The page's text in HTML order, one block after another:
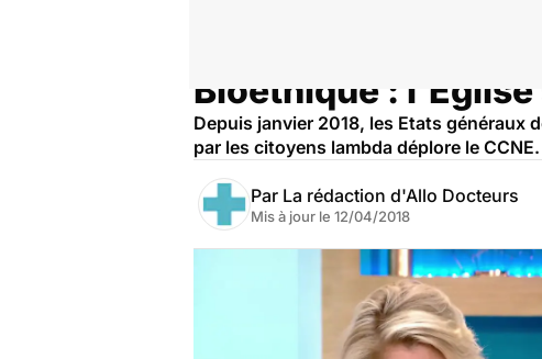
Bioéthique :
Depuis janvier 2018, les Etats
par les citoyens lambda déplore le CCNE.
Par La rédaction d'Allo Docteurs
Mis à jour le 12/04/2018